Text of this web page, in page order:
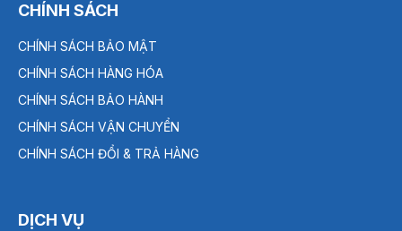
CHÍNH SÁCH
CHÍNH SÁCH BẢO MẬT
CHÍNH SÁCH HÀNG HÓA
CHÍNH SÁCH BẢO HÀNH
CHÍNH SÁCH VẬN CHUYỂN
CHÍNH SÁCH ĐỔI & TRẢ HÀNG
DỊCH VỤ